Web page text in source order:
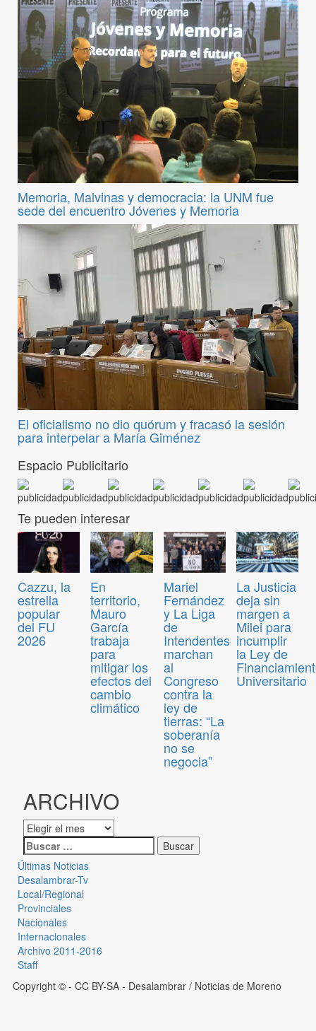
Memoria, Malvinas y democracia: la UNM fue
sede del encuentro Jóvenes y Memoria
El oficialismo no dio quórum y fracasó la sesión
para interpelar a María Giménez
Espacio Publicitario
Te pueden interesar
Cazzu, la
estrella
popular
del FU
2026
En
territorio,
Mauro
García
trabaja
para
mitigar los
efectos del
cambio
climático
Mariel
Fernández
y La Liga
de
Intendentes
marchan
al
Congreso
contra la
ley de
tierras: “La
soberanía
no se
negocia”
La Justicia
deja sin
margen a
Milei para
incumplir
la Ley de
Universitario
ARCHIVO
Últimas Noticias
Desalambrar-Tv
Local/Regional
Provinciales
Nacionales
Internacionales
Archivo 2011-2016
Staff
Copyright © - CC BY-SA - Desalambrar / Noticias de Moreno